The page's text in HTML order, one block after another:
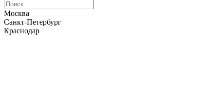
Москва
Санкт-Петербург
Краснодар